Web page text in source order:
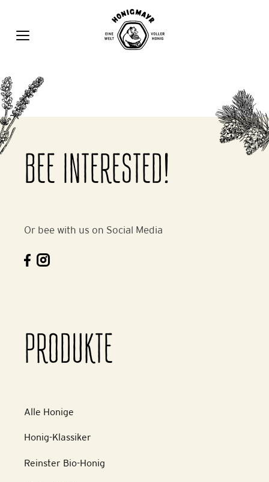
springen
BEE INTERESTED!
Or bee with us on Social Media
PRODUKTE
Alle Honige
Honig-Klassiker
Reinster Bio-Honig